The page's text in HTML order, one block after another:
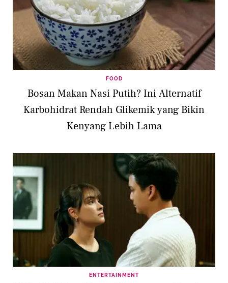
FOOD
Bosan Makan Nasi Putih? Ini Alternatif
Karbohidrat Rendah Glikemik yang Bikin
Kenyang Lebih Lama
ENTERTAINMENT